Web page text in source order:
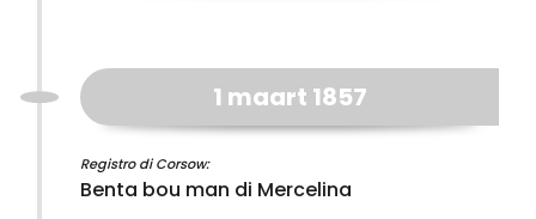
1 maart 1857
Registro di Corsow:
Benta bou man di Mercelina